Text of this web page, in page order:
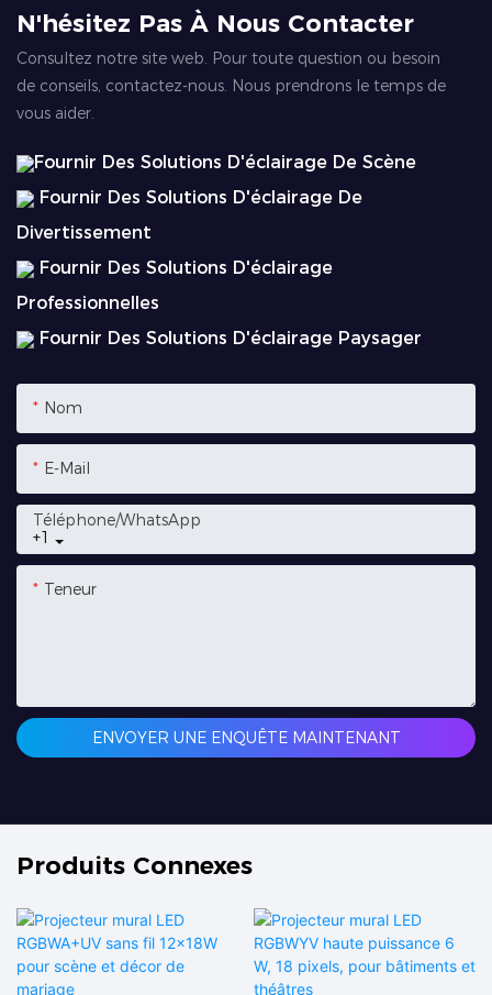
N'hésitez Pas À Nous Contacter
Consultez notre site web. Pour toute question ou besoin
de conseils, contactez-nous. Nous prendrons le temps de
vous aider.
Fournir Des Solutions D'éclairage De Scène
Fournir Des Solutions D'éclairage De
Divertissement
Fournir Des Solutions D'éclairage
Professionnelles
Fournir Des Solutions D'éclairage Paysager
Nom
E-Mail
+1
Téléphone/WhatsApp
Teneur
ENVOYER UNE ENQUÊTE MAINTENANT
Produits Connexes